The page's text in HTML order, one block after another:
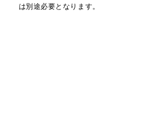
は別途必要となります。